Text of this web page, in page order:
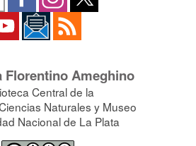
Florentino Ameghino
Central de la
Naturales y Museo
Nacional de La Plata